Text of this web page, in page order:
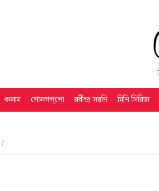
কলাম গোলগপ্‌পো রবীন্দ্র সরণি মিনি সিরিজ